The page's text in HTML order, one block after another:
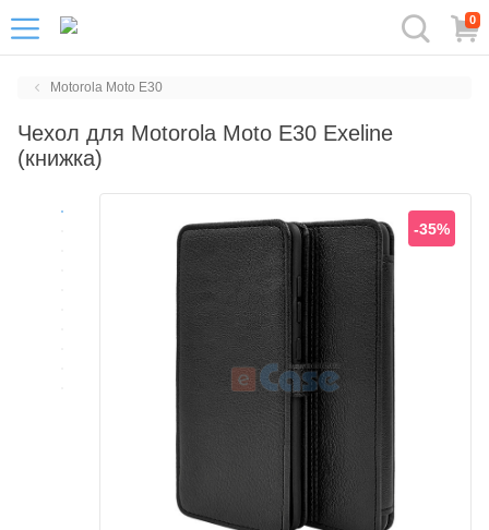
0
Motorola Moto E30
Чехол для Motorola Moto E30 Exeline
(книжка)
-35%